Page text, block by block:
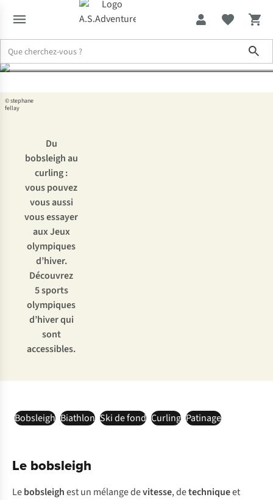
sports à essayer
© stephane
fellay
Du
bobsleigh au
curling :
vous pouvez
vous aussi
vous essayer
aux Jeux
olympiques
d’hiver.
Découvrez
5 sports
olympiques
d’hiver qui
sont
accessibles.
Bobsleigh Biathlon Ski de fond Curling Patinage
Le bobsleigh
Lebobsleighest un mélange devitesse, detechniqueet